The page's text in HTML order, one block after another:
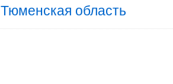
Тюменская область